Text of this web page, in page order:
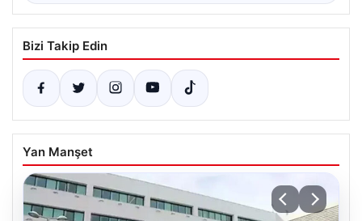
Bizi Takip Edin
Yan Manşet